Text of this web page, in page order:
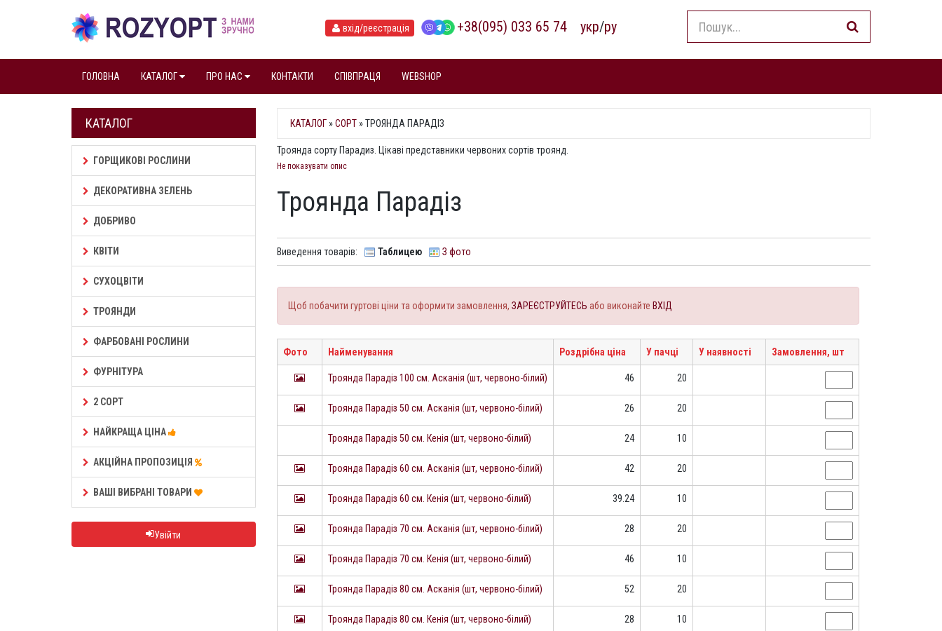
вхід/реєстрація +38(095) 033 65 74 укр/ру
ГОЛОВНА КАТАЛОГ ПРО НАС КОНТАКТИ СПІВПРАЦЯ WEBSHOP
КАТАЛОГ
ГОРЩИКОВІ РОСЛИНИ
ДЕКОРАТИВНА ЗЕЛЕНЬ
ДОБРИВО
КВІТИ
СУХОЦВІТИ
ТРОЯНДИ
ФАРБОВАНІ РОСЛИНИ
ФУРНІТУРА
2 СОРТ
НАЙКРАЩА ЦІНА
АКЦІЙНА ПРОПОЗИЦІЯ
ВАШІ ВИБРАНІ ТОВАРИ
Увійти
КАТАЛОГ»СОРТ» ТРОЯНДА ПАРАДІЗ
Троянда сорту Парадиз. Цікаві представники червоних сортів троянд.
Не показувати опис
Троянда Парадіз
Виведення товарів: Таблицею З фото
Щоб побачити гуртові ціни та оформити замовлення, ЗАРЕЄСТРУЙТЕСЬ або виконайте ВХІД
Фото Найменування Роздрібна ціна У пачці У наявності Замовлення, шт
Троянда Парадіз 100 см. Асканія (шт, червоно-білий) 46 20
Троянда Парадіз 50 см. Асканія (шт, червоно-білий) 26 20
Троянда Парадіз 50 см. Кенія (шт, червоно-білий) 24 10
Троянда Парадіз 60 см. Асканія (шт, червоно-білий) 42 20
Троянда Парадіз 60 см. Кенія (шт, червоно-білий) 39.24 10
Троянда Парадіз 70 см. Асканія (шт, червоно-білий) 28 20
Троянда Парадіз 70 см. Кенія (шт, червоно-білий) 46 10
Троянда Парадіз 80 см. Асканія (шт, червоно-білий) 52 20
Троянда Парадіз 80 см. Кенія (шт, червоно-білий) 28 10